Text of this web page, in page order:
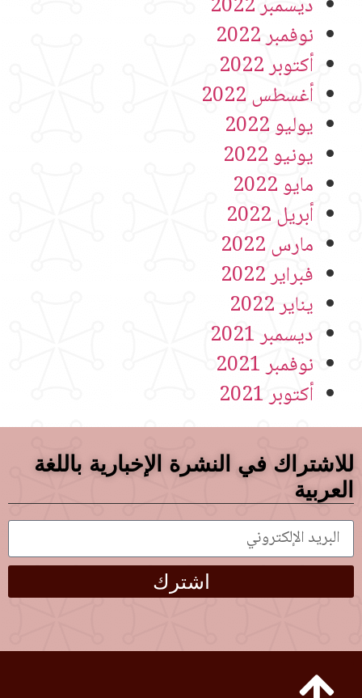
ديسمبر 2022
نوفمبر 2022
أكتوبر 2022
أغسطس 2022
يوليو 2022
يونيو 2022
مايو 2022
أبريل 2022
مارس 2022
فبراير 2022
يناير 2022
ديسمبر 2021
نوفمبر 2021
أكتوبر 2021
للاشتراك في النشرة الإخبارية باللغة
العربية
اشترك